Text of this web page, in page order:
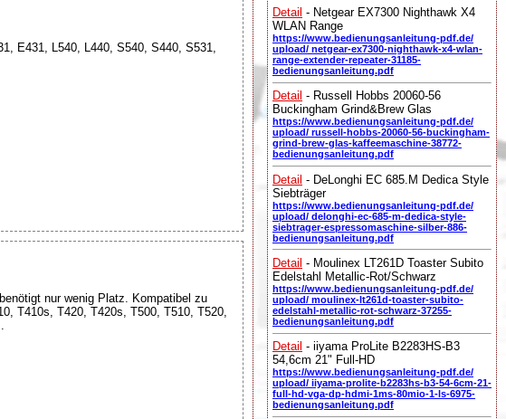
E431, L540, L440, S540, S440, S531,
nur wenig Platz. Kompatibel zu
T410s, T420, T420s, T500, T510, T520,
Detail - Netgear EX7300 Nighthawk X4
WLAN Range
https://www.bedienungsanleitung-pdf.de/
upload/ netgear-ex7300-nighthawk-x4-wlan-
range-extender-repeater-31185-
bedienungsanleitung.pdf
Detail - Russell Hobbs 20060-56
Buckingham Grind&Brew Glas
https://www.bedienungsanleitung-pdf.de/
upload/ russell-hobbs-20060-56-buckingham-
grind-brew-glas-kaffeemaschine-38772-
bedienungsanleitung.pdf
Detail - DeLonghi EC 685.M Dedica Style
Siebträger
https://www.bedienungsanleitung-pdf.de/
upload/ delonghi-ec-685-m-dedica-style-
siebtrager-espressomaschine-silber-886-
bedienungsanleitung.pdf
Detail - Moulinex LT261D Toaster Subito
Edelstahl Metallic-Rot/Schwarz
https://www.bedienungsanleitung-pdf.de/
upload/ moulinex-lt261d-toaster-subito-
edelstahl-metallic-rot-schwarz-37255-
bedienungsanleitung.pdf
Detail - iiyama ProLite B2283HS-B3
54,6cm 21" Full-HD
https://www.bedienungsanleitung-pdf.de/
upload/ iiyama-prolite-b2283hs-b3-54-6cm-21-
full-hd-vga-dp-hdmi-1ms-80mio-1-ls-6975-
bedienungsanleitung.pdf